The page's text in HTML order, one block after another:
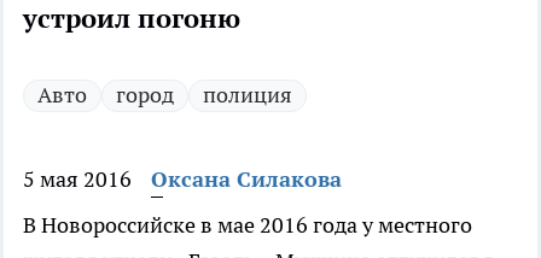
устроил погоню
Авто город полиция
5 мая 2016
Оксана Силакова
В Новороссийске в мае 2016 года у местного